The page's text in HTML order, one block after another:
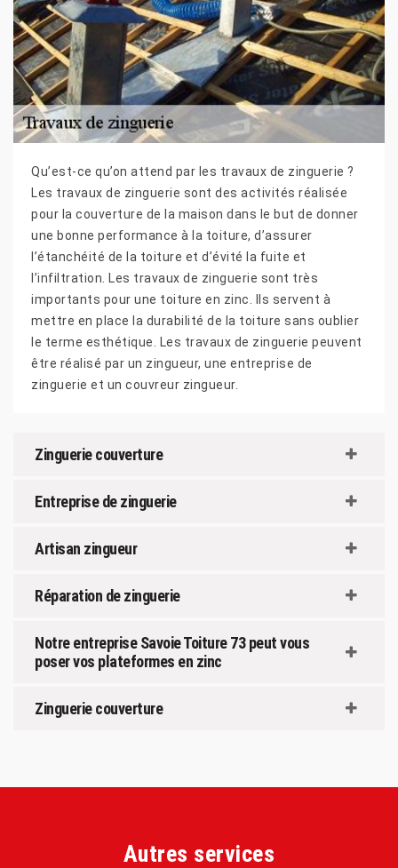
Qu’est-ce qu’on attend par les travaux de zinguerie ?
Les travaux de zinguerie sont des activités réalisée
pour la couverture de la maison dans le but de donner
une bonne performance à la toiture, d’assurer
l’étanchéité de la toiture et d’évité la fuite et
l’infiltration. Les travaux de zinguerie sont très
importants pour une toiture en zinc. Ils servent à
mettre en place la durabilité de la toiture sans oublier
le terme esthétique. Les travaux de zinguerie peuvent
être réalisé par un zingueur, une entreprise de
zinguerie et un couvreur zingueur.
Zinguerie couverture
Entreprise de zinguerie
Artisan zingueur
Réparation de zinguerie
Notre entreprise Savoie Toiture 73 peut vous
poser vos plateformes en zinc
Zinguerie couverture
Autres services